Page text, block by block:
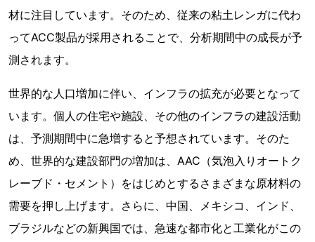
材に注目しています。そのため、従来の粘土レンガに代わ
ってACC製品が採用されることで、分析期間中の成長が予
測されます。
世界的な人口増加に伴い、インフラの拡充が必要となって
います。個人の住宅や施設、その他のインフラの建設活動
は、予測期間中に急増すると予想されています。そのた
め、世界的な建設部門の増加は、AAC（気泡入りオートク
レーブド・セメント）をはじめとするさまざまな原材料の
需要を押し上げます。さらに、中国、メキシコ、インド、
ブラジルなどの新興国では、急速な都市化と工業化がこの